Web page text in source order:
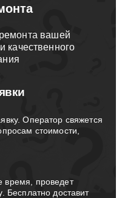
вашей
качественного
Оператор свяжется
стоимости,
время, проведет
Бесплатно доставит